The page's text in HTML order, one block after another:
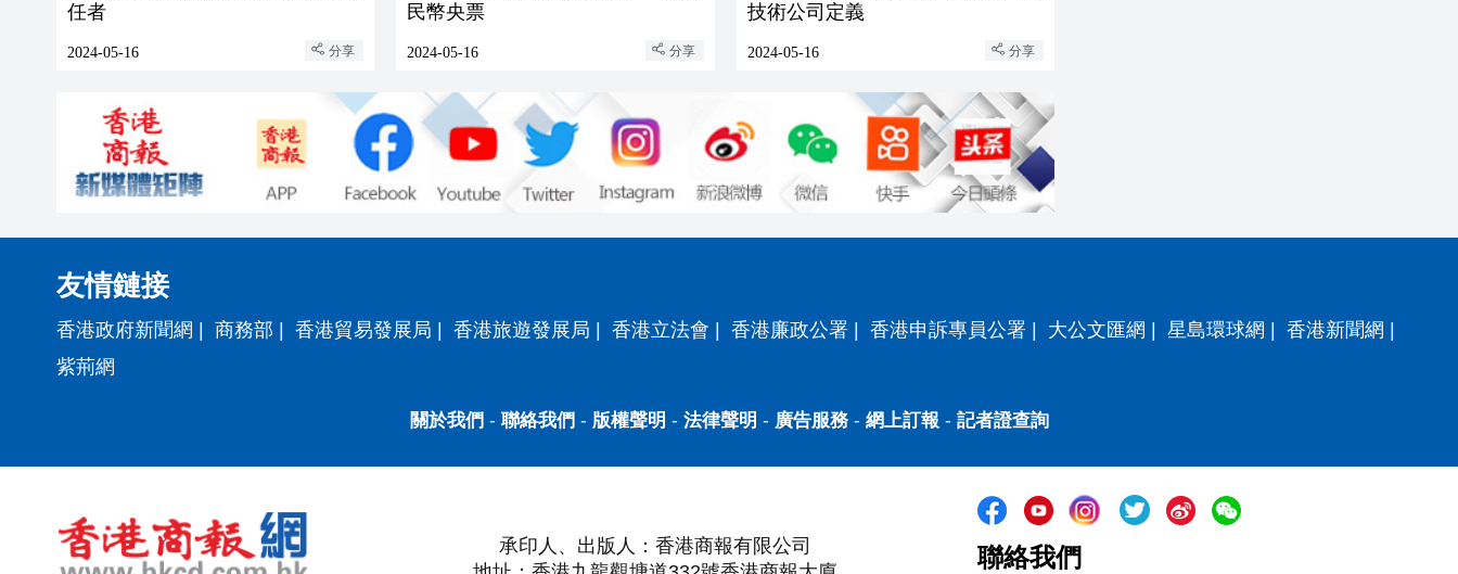
任者
2024-05-16 分享
民幣央票
2024-05-16 分享
技術公司定義
2024-05-16 分享
友情鏈接
香港政府新聞網 | 商務部 | 香港貿易發展局 | 香港旅遊發展局 | 香港立法會 | 香港廉政公署 | 香港申訴專員公署 | 大公文匯網 | 星島環球網 | 香港新聞網 |
紫荊網
關於我們 - 聯絡我們 - 版權聲明 - 法律聲明 - 廣告服務- 網上訂報 - 記者證查詢
承印人、出版人：香港商報有限公司
聯絡我們